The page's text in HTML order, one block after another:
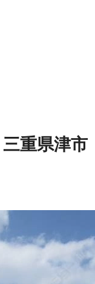
三重県津市